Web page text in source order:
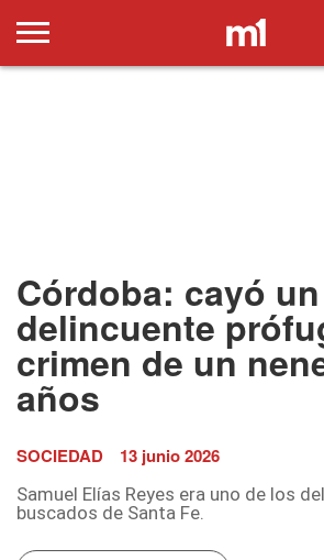
Córdoba: cayó un
delincuente
crimen de un
años
SOCIEDAD 13 junio 2026
Samuel Elías Reyes era uno de los
buscados de Santa Fe.